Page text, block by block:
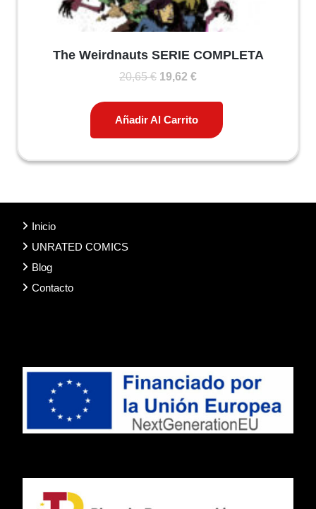
The Weirdnauts SERIE COMPLETA
20,65€ El
era:
20,65 €.
19,62 €El
actual
es:
19,62 €.
Añadir Al Carrito
Inicio
UNRATED COMICS
Blog
Contacto